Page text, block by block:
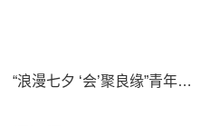
“浪漫七夕 ‘会’聚良缘”青年联谊会在华珍农庄举办